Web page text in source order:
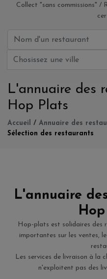
Collect "sans commissions" /
L'annuaire des
Hop Plats
Accueil / Annuaire des
Sélection des restaurants
L'annuaire
Hop-plats est solidaires des
importantes sur les ventes,
Les services de livraison à la
n'exploitent pas des